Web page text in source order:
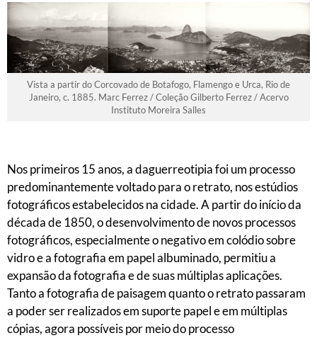
Vista a partir do Corcovado de Botafogo, Flamengo e Urca, Rio de
Janeiro, c. 1885. Marc Ferrez / Coleção Gilberto Ferrez / Acervo
Instituto Moreira Salles
Nos primeiros 15 anos, a daguerreotipia foi um processo
predominantemente voltado para o retrato, nos estúdios
fotográficos estabelecidos na cidade. A partir do início da
década de 1850, o desenvolvimento de novos processos
fotográficos, especialmente o negativo em colódio sobre
vidro e a fotografia em papel albuminado, permitiu a
expansão da fotografia e de suas múltiplas aplicações.
Tanto a fotografia de paisagem quanto o retrato passaram
a poder ser realizados em suporte papel e em múltiplas
cópias, agora possíveis por meio do processo